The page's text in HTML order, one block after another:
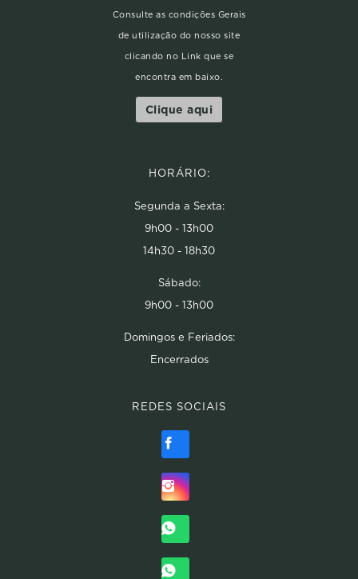
Consulte as condições Gerais
de utilização do nosso site
clicando no Link que se
encontra em baixo.
Clique aqui
HORÁRIO:
Segunda a Sexta:
9h00 - 13h00
14h30 - 18h30
Sábado:
9h00 - 13h00
Domingos e Feriados:
Encerrados
REDES SOCIAIS